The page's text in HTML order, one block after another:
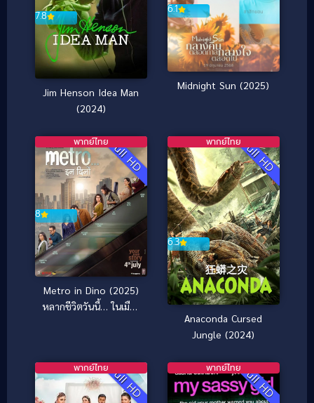
7.8
Jim Henson Idea Man
(2024)
6.1
Midnight Sun (2025)
Full HD
8
พากย์ไทย
Metro in Dino (2025)
หลากชีวิตวันนี้… ในเมือง
Full HD
6.3
พากย์ไทย
Anaconda Cursed
Jungle (2024)
Full HD
พากย์ไทย Full HD
พากย์ไทย